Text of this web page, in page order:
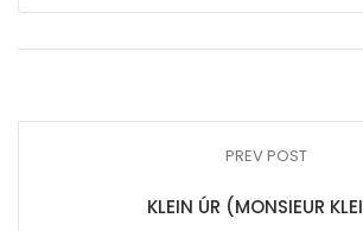
PREV POST
KLEIN ÚR (MONSIEUR